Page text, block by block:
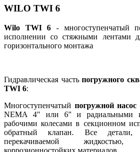
WILO TWI 6
Wilo TWI 6 - многоступенчатый
исполнении со стяжными лентами
горизонтального монтажа
Гидравлическая частьпогружного
TWI 6:
Многоступенчатый погружной
NEMA 4" или 6" и радиальными
рабочими колесами в секционном
обратный клапан. Все детали,
перекачиваемой
коррозионностойких материалов.